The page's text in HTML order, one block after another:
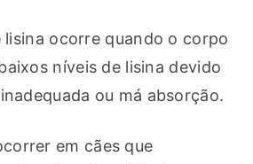
lisina ocorre quando o corpo
níveis de lisina devido
ou má absorção.
em cães que